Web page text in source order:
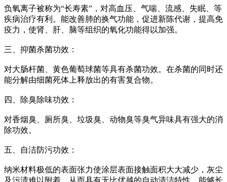
负氧离子被称为“长寿素”，对高血压、气喘、流感、失眠、等
疾病治疗有利。能改善肺的换气功能，促进新陈代谢，提高免
疫力，使肾、肝、脑等组织的氧化功能得以加强。
三、抑菌杀菌功效：
对大肠杆菌、黄色葡萄球菌等具有杀菌功效。在杀菌的同时还
能分解由细菌死体上释放出的有害复合物。
四、除臭除味功效：
对香烟臭、厕所臭、垃圾臭、动物臭等臭气异味具有强大的消
除功效。
五、自洁防污功效：
纳米材料极低的表面张力使涂层表面接触面积大大减少，灰尘
及污渍难以附着，从而具有无比优越的自动清洁特性，能够长